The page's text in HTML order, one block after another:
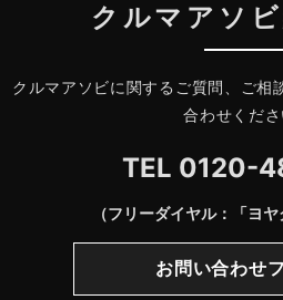
クルマアソ
クルマアソビに関するご質問、ご相
合わせくださ
TEL 0120-
（フリーダイヤル：「ヨヤ
お問い合わせ